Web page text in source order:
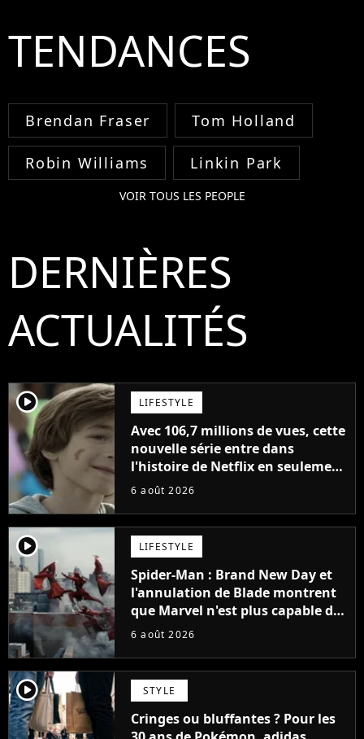
TENDANCES
Brendan Fraser Tom Holland
Robin Williams Linkin Park
VOIR TOUS LES PEOPLE
DERNIÈRES
ACTUALITÉS
player2 LIFESTYLE
Avec 106,7 millions de vues, cette
nouvelle série entre dans
l'histoire de Netflix en seulement
48 jours
6 août 2026
player2 LIFESTYLE
Spider-Man : Brand New Day et
l'annulation de Blade montrent
que Marvel n'est plus capable de
faire quoi que ce soit de simple
6 août 2026
player2 STYLE
Cringes ou bluffantes ? Pour les